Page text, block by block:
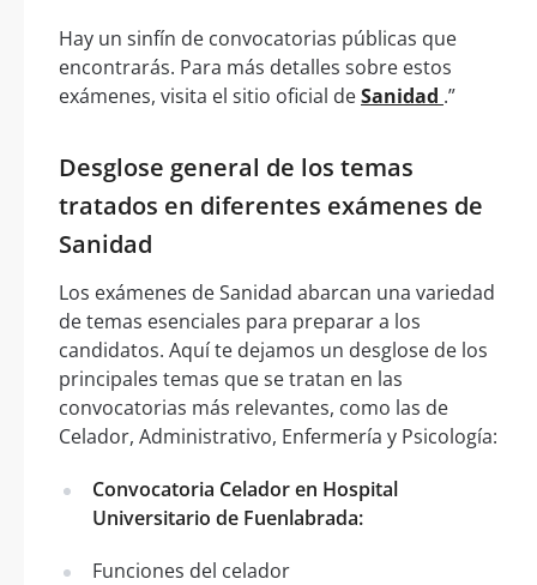
Hay un sinfín de convocatorias públicas que
encontrarás. Para más detalles sobre estos
exámenes, visita el sitio oficial deSanidad .”
Desglose general de los temas
tratados en diferentes exámenes de
Sanidad
Los exámenes de Sanidad abarcan una variedad
de temas esenciales para preparar a los
candidatos. Aquí te dejamos un desglose de los
principales temas que se tratan en las
convocatorias más relevantes, como las de
Celador, Administrativo, Enfermería y Psicología:
Convocatoria Celador en Hospital
Universitario de Fuenlabrada:
Funciones del celador